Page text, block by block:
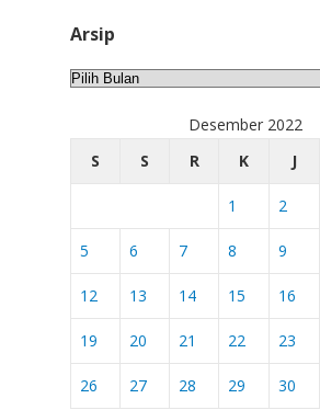
Arsip
Arsip
Desember 2022
S
S R K J
1 2
5 6 7 8 9
12 13 14 15 16
19 20 21 22 23
26 27 28 29 30